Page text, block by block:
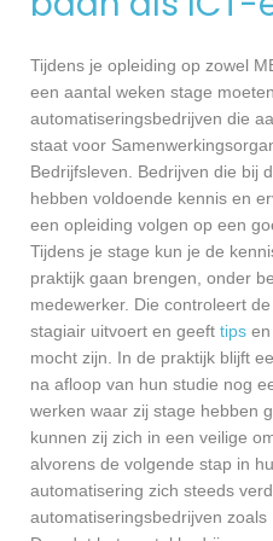
Tijdens je opleiding op zowel
een aantal weken stage
automatiseringsbedrijven die
staat voor
Bedrijfsleven. Bedrijven die bij
hebben voldoende kennis en
een opleiding volgen op een
Tijdens je stage kun je de
praktijk gaan brengen, onder
medewerker. Die controleert
stagiair uitvoert en geeft tips
mocht zijn. In de praktijk blijft
na afloop van hun studie nog
werken waar zij stage hebben
kunnen zij zich in een veilige
alvorens de volgende stap in
automatisering zich steeds
automatiseringsbedrijven zoals